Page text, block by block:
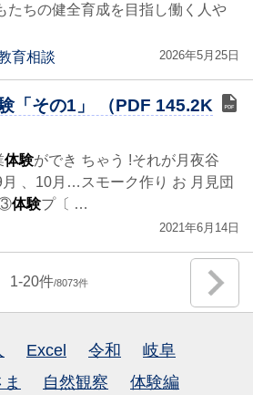
全育成を目指し働く人や
育相談
2026年5月25日
「その1」 （PDF 145.2K
体験ができ ちゃう !それが月夜谷
、10月…スモーク作り お 月見団
③体験プ〔 …
2021年6月14日
1-20 8073
Excel 令和
岐阜
自然観察 体験編